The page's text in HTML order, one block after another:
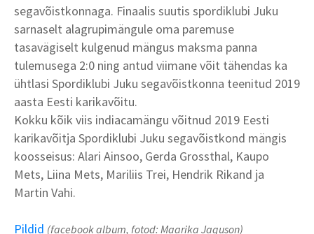
segavõistkonnaga. Finaalis suutis spordiklubi Juku
sarnaselt alagrupimängule oma paremuse
tasavägiselt kulgenud mängus maksma panna
tulemusega 2:0 ning antud viimane võit tähendas ka
ühtlasi Spordiklubi Juku segavõistkonna teenitud 2019
aasta Eesti karikavõitu.
Kokku kõik viis indiacamängu võitnud 2019 Eesti
karikavõitja Spordiklubi Juku segavõistkond mängis
koosseisus: Alari Ainsoo, Gerda Grossthal, Kaupo
Mets, Liina Mets, Mariliis Trei, Hendrik Rikand ja
Martin Vahi.
Pildid (facebook album, fotod: Maarika Jaguson)